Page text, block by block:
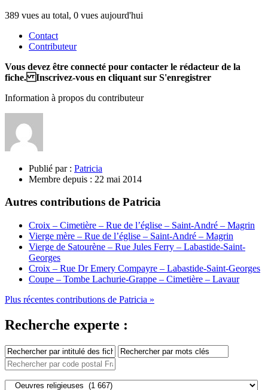
389 vues au total, 0 vues aujourd'hui
Contact
Contributeur
Vous devez être connecté pour contacter le rédacteur de la
fiche. Inscrivez-vous en cliquant sur S'enregistrer
Information à propos du contributeur
Publié par : Patricia
Membre depuis : 22 mai 2014
Autres contributions de Patricia
Croix – Cimetière – Rue de l’église – Saint-André – Magrin
Vierge mère – Rue de l’église – Saint-André – Magrin
Vierge de Satourène – Rue Jules Ferry – Labastide-Saint-
Georges
Croix – Rue Dr Emery Compayre – Labastide-Saint-Georges
Coupe – Tombe Lachurie-Grappe – Cimetière – Lavaur
Plus récentes contributions de Patricia »
Recherche experte :